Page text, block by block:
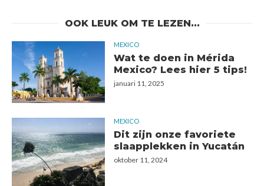
OOK LEUK OM TE LEZEN...
MEXICO
Wat te doen in Mérida
Mexico? Lees hier 5 tips!
januari 11, 2025
MEXICO
Dit zijn onze favoriete
slaapplekken in Yucatán
oktober 11, 2024